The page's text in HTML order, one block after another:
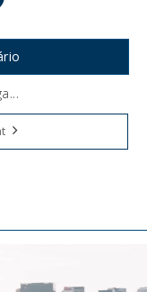
...